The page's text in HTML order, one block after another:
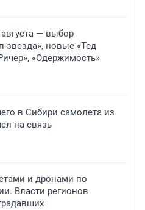
— выбор
звезда», новые «Тед
«Одержимость»
в Сибири самолета из
на связь
и дронами по
Власти регионов